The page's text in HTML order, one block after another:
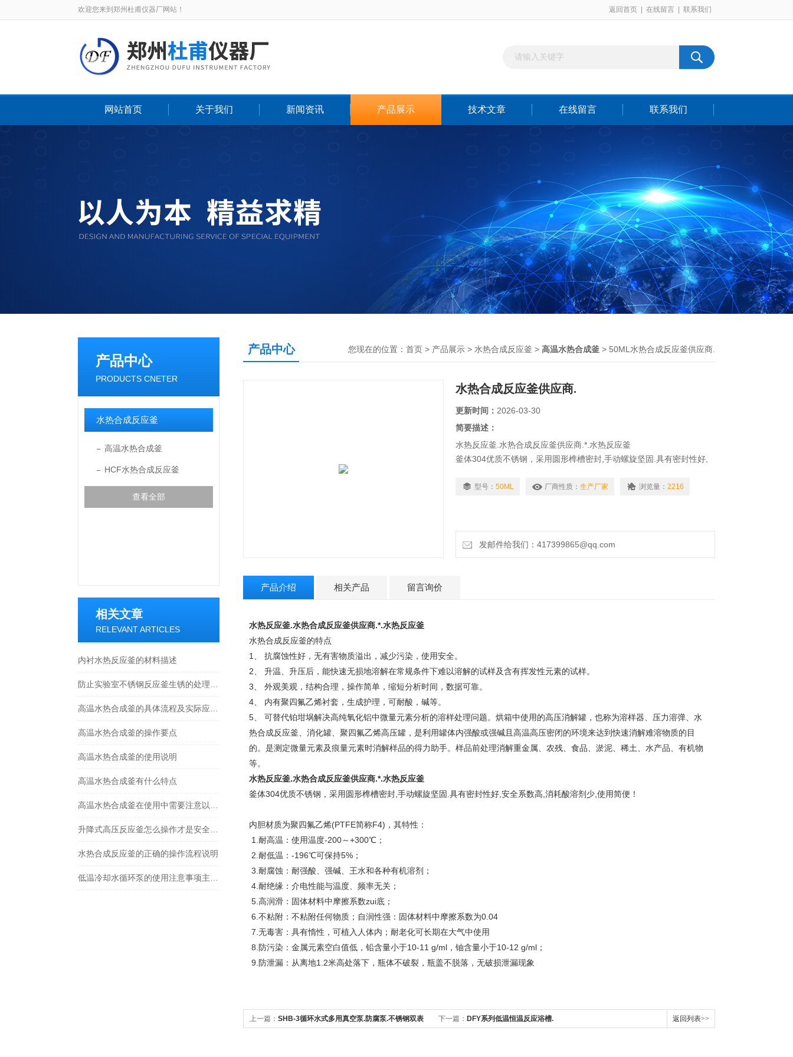
欢迎您来到郑州杜甫仪器厂网站！ 返回首页 在线留言 联系我们
网站首页 关于我们 新闻资讯 产品展示 技术文章 在线留言 联系我们
产品中心
PRODUCTS CNETER
水热合成反应釜
高温水热合成釜
HCF水热合成反应釜
查看全部
相关文章
RELEVANT ARTICLES
内衬水热反应釜的材料描述
高温水热合成釜的操作要点
高温水热合成釜的使用说明
高温水热合成釜有什么特点
水热合成反应釜的正确的操作流程说明
产品中心 您现在的位置： 首页 > 产品展示 > 水热合成反应釜 > 高温水热合成釜 > 50ML水热合成反应釜供应商.
水热合成反应釜供应商.
更新时间： 2026-03-30
简要描述：
水热反应釜.水热合成反应釜供应商.*.水热反应釜
釜体304优质不锈钢，采用圆形榫槽密封,手动螺旋坚固.具有密封性好,
型号： 50ML 厂商性质： 生产厂家 浏览量： 2216
发邮件给我们：417399865@qq.com
产品介绍 相关产品 留言询价
水热反应釜.水热合成反应釜供应商.*.水热反应釜
水热合成反应釜的特点
1、 抗腐蚀性好，无有害物质溢出，减少污染，使用安全。
2、 升温、升压后，能快速无损地溶解在常规条件下难以溶解的试样及含有挥发性元素的试样。
3、 外观美观，结构合理，操作简单，缩短分析时间，数据可靠。
4、 内有聚四氟乙烯衬套，生成护理，可耐酸，碱等。
5、 可替代铂坩埚解决高纯氧化铝中微量元素分析的溶样处理问题。烘箱中使用的高压消解罐，也称为溶样器、压力溶弹、水
热合成反应釜、消化罐、聚四氟乙烯高压罐，是利用罐体内强酸或强碱且高温高压密闭的环境来达到快速消解难溶物质的目
的。是测定微量元素及痕量元素时消解样品的得力助手。样品前处理消解重金属、农残、食品、淤泥、稀土、水产品、有机物
等。
水热反应釜.水热合成反应釜供应商.*.水热反应釜
釜体304优质不锈钢，采用圆形榫槽密封,手动螺旋坚固.具有密封性好,安全系数高,消耗酸溶剂少,使用简便！
内胆材质为聚四氟乙烯(PTFE简称F4)，其特性：
1.耐高温：使用温度-200～+300℃；
2.耐低温：-196℃可保持5%；
3.耐腐蚀：耐强酸、强碱、王水和各种有机溶剂；
4.耐绝缘：介电性能与温度、频率无关；
5.高润滑：固体材料中摩擦系数zui底；
6.不粘附：不粘附任何物质；自润性强：固体材料中摩擦系数为0.04
7.无毒害：具有惰性，可植入人体内；耐老化可长期在大气中使用
8.防污染：金属元素空白值低，铅含量小于10-11 g/ml，铀含量小于10-12 g/ml；
9.防泄漏：从离地1.2米高处落下，瓶体不破裂，瓶盖不脱落，无破损泄漏现象
上一篇： SHB-3循环水式多用真空泵.防腐泵.不锈钢双表 下一篇： DFY系列低温恒温反应浴槽. 返回列表>>